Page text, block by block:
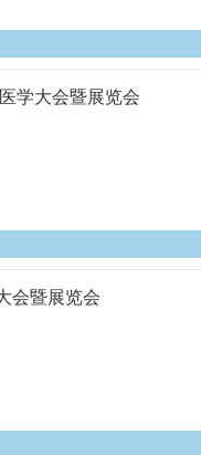
学大会暨展览会
会暨展览会